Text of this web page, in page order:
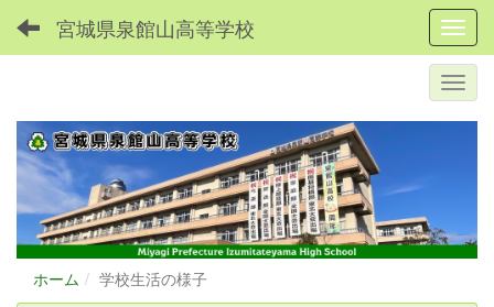
宮城県泉館山高等学校
ホーム 学校生活の様子